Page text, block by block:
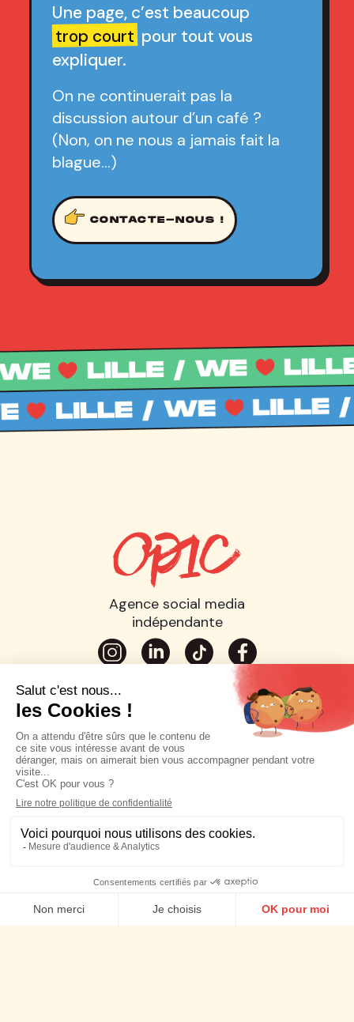
Une page, c’est beaucoup
trop courtpour tout vous
expliquer.
On ne continuerait pas la
discussion autour d’un café ?
(Non, on ne nous a jamais fait la
blague…)
CONTACTE-NOUS !
Agence social media
indépendante
Planning Stratégique
Stratégie social media
Social media management
Agence Social content
Agence Social ads